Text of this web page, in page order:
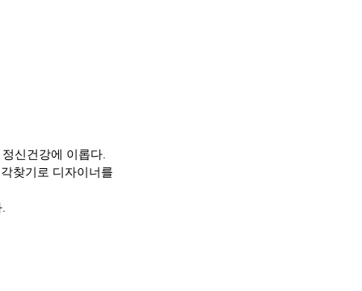
신건강에 이롭다.
찾기로 디자이너를